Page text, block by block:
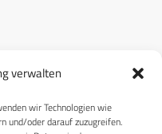
verwalten
wir Technologien wie
und/oder darauf zuzugreifen.